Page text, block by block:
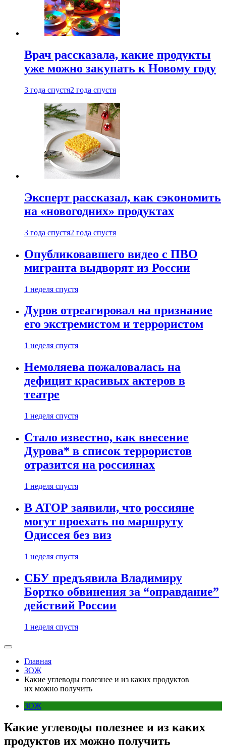
Врач рассказала, какие продукты
уже можно закупать к Новому году
3 года спустя2 года спустя
Эксперт рассказал, как сэкономить
на «новогодних» продуктах
3 года спустя2 года спустя
Опубликовавшего видео с ПВО
мигранта выдворят из России
1 неделя спустя
Дуров отреагировал на признание
его экстремистом и террористом
1 неделя спустя
Немоляева пожаловалась на
дефицит красивых актеров в
театре
1 неделя спустя
Стало известно, как внесение
Дурова* в список террористов
отразится на россиянах
1 неделя спустя
В АТОР заявили, что россияне
могут проехать по маршруту
Одиссея без виз
1 неделя спустя
СБУ предъявила Владимиру
Бортко обвинения за “оправдание”
действий России
1 неделя спустя
Главная
ЗОЖ
Какие углеводы полезнее и из каких продуктов
их можно получить
ЗОЖ
Какие углеводы полезнее и из каких
продуктов их можно получить